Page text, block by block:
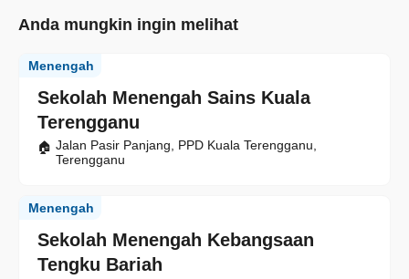
Anda mungkin ingin melihat
Sekolah Menengah Sains Kuala
Terengganu
Menengah
Jalan Pasir Panjang, PPD Kuala Terengganu,
Terengganu
Sekolah Menengah Kebangsaan
Tengku Bariah
Menengah